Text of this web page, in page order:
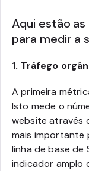
Aqui estão
para medir a
1. Tráfego
A primeira
Isto mede o
website através
mais importante
linha de base de
indicador amplo